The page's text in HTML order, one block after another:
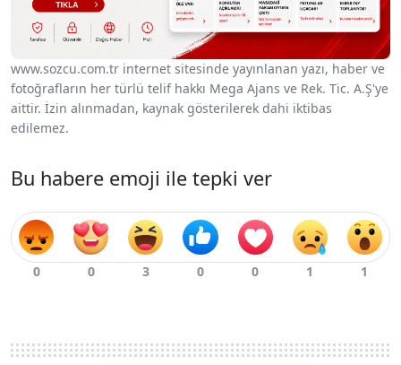
www.sozcu.com.tr internet sitesinde yayınlanan yazı, haber ve
fotoğrafların her türlü telif hakkı Mega Ajans ve Rek. Tic. A.Ş'ye
aittir. İzin alınmadan, kaynak gösterilerek dahi iktibas
edilemez.
Bu habere emoji ile tepki ver